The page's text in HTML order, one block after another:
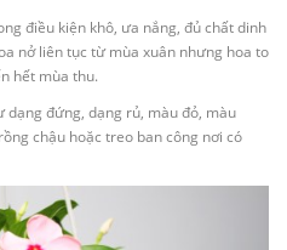
điều kiện khô, ưa nắng, đủ chất dinh
nở liên tục từ mùa xuân nhưng hoa to
hết mùa thu.
dạng đứng, dạng rủ, màu đỏ, màu
chậu hoặc treo ban công nơi có